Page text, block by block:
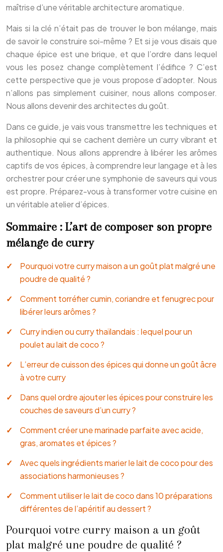
maîtrise d’une véritable architecture aromatique.
Mais si la clé n’était pas de trouver le bon mélange, mais
de savoir le construire soi-même ? Et si je vous disais que
chaque épice est une brique, et que l’ordre dans lequel
vous les posez change complètement l’édifice ? C’est
cette perspective que je vous propose d’adopter. Nous
n’allons pas simplement cuisiner, nous allons composer.
Nous allons devenir des architectes du goût.
Dans ce guide, je vais vous transmettre les techniques et
la philosophie qui se cachent derrière un curry vibrant et
authentique. Nous allons apprendre à libérer les arômes
captifs de vos épices, à comprendre leur langage et à les
orchestrer pour créer une symphonie de saveurs qui vous
est propre. Préparez-vous à transformer votre cuisine en
un véritable atelier d’épices.
Sommaire : L’art de composer son propre
mélange de curry
Pourquoi votre curry maison a un goût plat malgré une
poudre de qualité ?
Comment torréfier cumin, coriandre et fenugrec pour
libérer leurs arômes ?
Curry indien ou curry thaïlandais : lequel pour un
poulet au lait de coco ?
L’erreur de cuisson des épices qui donne un goût âcre
à votre curry
Dans quel ordre ajouter les épices pour construire les
couches de saveurs d’un curry ?
Comment créer une marinade parfaite avec acide,
gras, aromates et épices ?
Avec quels ingrédients marier le lait de coco pour des
associations harmonieuses ?
Comment utiliser le lait de coco dans 10 préparations
différentes de l’apéritif au dessert ?
Pourquoi votre curry maison a un goût
plat malgré une poudre de qualité ?